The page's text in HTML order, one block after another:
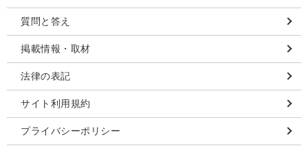
質問と答え
掲載情報・取材
法律の表記
サイト利用規約
プライバシーポリシー